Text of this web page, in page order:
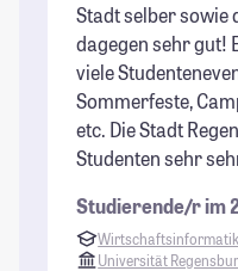
Stadt selber sowie
dagegen sehr gut!
viele
Sommerfeste,
etc. Die Stadt
Studenten sehr
Studierende/r im
Wirtschaftsinformatik
Universität